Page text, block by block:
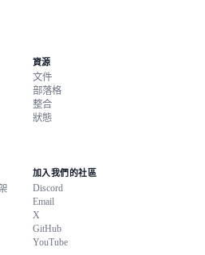
資源
文件
部落格
整合
狀態
加入我們的社區
Discord
Email
X
GitHub
YouTube